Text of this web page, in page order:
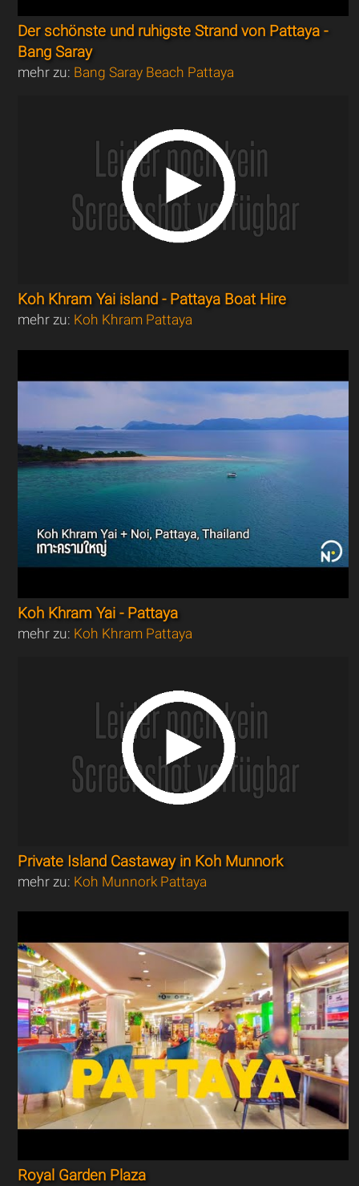
Der schönste und ruhigste Strand von Pattaya -
Bang Saray
mehr zu: Bang Saray Beach Pattaya
Koh Khram Yai island - Pattaya Boat Hire
mehr zu: Koh Khram Pattaya
Koh Khram Yai - Pattaya
mehr zu: Koh Khram Pattaya
Private Island Castaway in Koh Munnork
mehr zu: Koh Munnork Pattaya
Royal Garden Plaza